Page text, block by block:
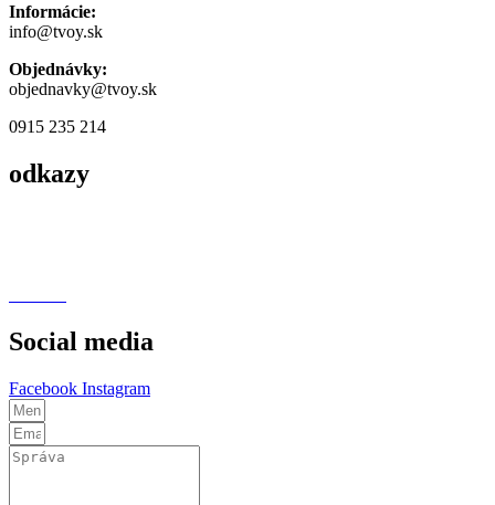
Informácie:
info@tvoy.sk
Objednávky:
objednavky@tvoy.sk
0915 235 214
odkazy
Social media
Facebook Instagram